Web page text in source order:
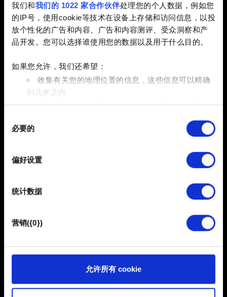
我们和我们的 1022 家合作伙伴处理您的个人数据，例如您
的IP号，使用cookie等技术在设备上存储和访问信息，以投
放个性化的广告和内容、广告和内容测评、受众洞察和产
品开发。您可以选择谁使用您的数据以及用于什么目的。
如果您允许，我们还希望：
收集有关您的地理位置的信息，这些信息可以精确
到几米之内
通过主动扫描特定特征（指纹）来识别您的设备
查找有关您的个人数据如何处理的更多信息，
并设置您的首选项。您可随时从Cookie声明中更改或撤回
部分需要使用 Cookies 的是为了让网站功能可用，而另一
馈，以便网站将更好地服务于您。例如帮助我们在社交媒
也可能与我们的合作伙伴分享我们的 Cookie 片段。但是，
使用所有这些非强制性的 Cookie 都需要提前获取您的许
您可以在下面的"设置"菜单中找到有关我们使用 Cookie 的
其中的内容并准备好继续，请点击"确定"。
必要的
偏好设置
统计数据
营销({0})
允许所有 cookie
如果效果确实有误，请联系我们，并提供以下信息：
1. 展示问题的视频。请上传到 YouTube，并发送链接。
2. 对局时间戳（+时区），或者您对手的名字。
需要帮助？
简体中文
保持联系